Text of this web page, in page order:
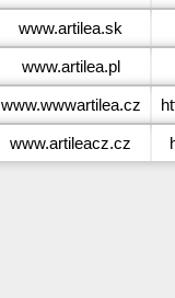
www.artilea.sk
www.artilea.pl
www.wwwartilea.cz
www.artileacz.cz